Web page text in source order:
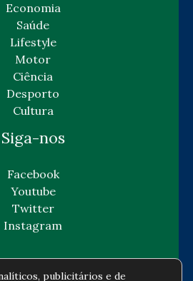
Economia
Saúde
Lifestyle
Motor
Ciência
Desporto
Cultura
Siga-nos
Facebook
Youtube
Twitter
Instagram
publicitários e de